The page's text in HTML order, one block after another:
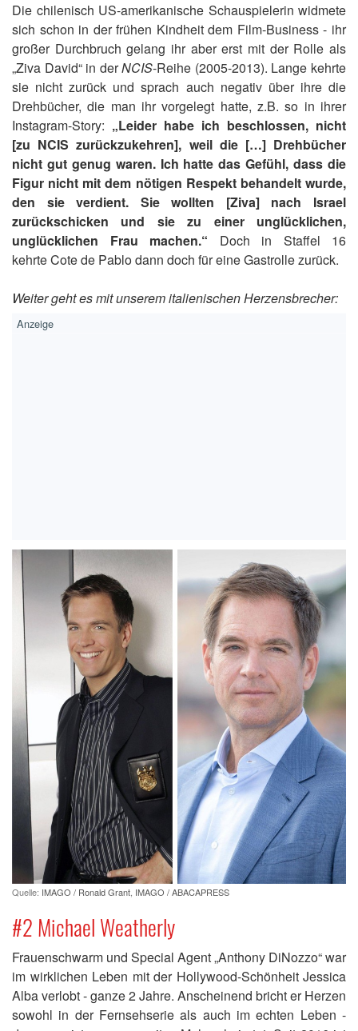
Die chilenisch US-amerikanische Schauspielerin widmete
sich schon in der frühen Kindheit dem Film-Business - ihr
großer Durchbruch gelang ihr aber erst mit der Rolle als
„Ziva David“ in derNCIS-Reihe (2005-2013). Lange kehrte
sie nicht zurück und sprach auch negativ über ihre die
Drehbücher, die man ihr vorgelegt hatte, z.B. so in ihrer
Instagram-Story: „Leider habe ich beschlossen, nicht
[zu NCIS zurückzukehren], weil die […] Drehbücher
nicht gut genug waren. Ich hatte das Gefühl, dass die
Figur nicht mit dem nötigen Respekt behandelt wurde,
den sie verdient. Sie wollten [Ziva] nach Israel
zurückschicken und sie zu einer unglücklichen,
unglücklichen Frau machen.“ Doch in Staffel 16
kehrte Cote de Pablo dann doch für eine Gastrolle zurück.
Weiter geht es mit unserem italienischen Herzensbrecher:
Quelle: IMAGO / Ronald Grant IMAGO / ABACAPRESS
#2 Michael Weatherly
Frauenschwarm und Special Agent „Anthony DiNozzo“ war
im wirklichen Leben mit der Hollywood-Schönheit Jessica
Alba verlobt - ganze 2 Jahre. Anscheinend bricht er Herzen
sowohl in der Fernsehserie als auch im echten Leben -